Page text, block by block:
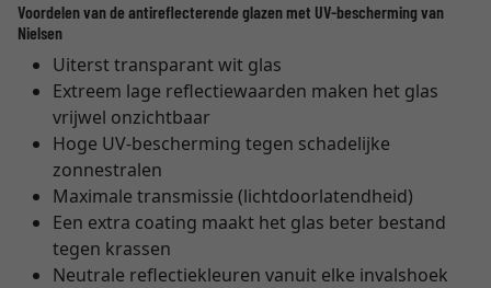
Voordelen van de antireflecterende glazen met UV-bescherming van
Nielsen
Uiterst transparant wit glas
Extreem lage reflectiewaarden maken het glas
vrijwel onzichtbaar
Hoge UV-bescherming tegen schadelijke
zonnestralen
Maximale transmissie (lichtdoorlatendheid)
Een extra coating maakt het glas beter bestand
tegen krassen
Neutrale reflectiekleuren vanuit elke invalshoek